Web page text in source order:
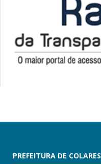
PREFEITURA DE COLARES